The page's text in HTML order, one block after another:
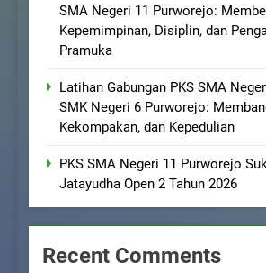
SMA Negeri 11 Purworejo:
Kepemimpinan, Disiplin, dan
Pramuka
Latihan Gabungan PKS SMA
SMK Negeri 6 Purworejo:
Kekompakan, dan Kepedulian
PKS SMA Negeri 11 Purworejo
Jatayudha Open 2 Tahun 2026
Recent Comments